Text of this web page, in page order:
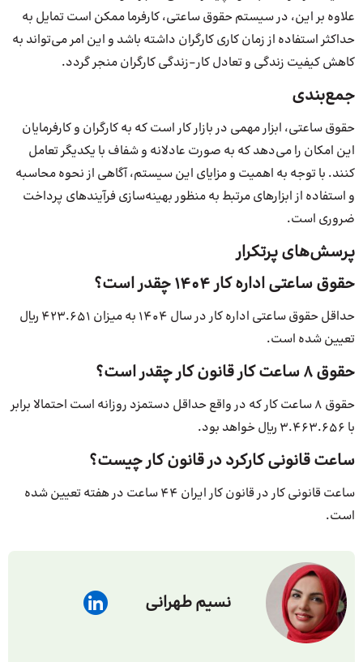
علاوه بر این، در سیستم حقوق ساعتی، کارفرما ممکن است تمایل به
حداکثر استفاده از زمان کاری کارگران داشته باشد و این امر می‌تواند به
کاهش کیفیت زندگی و تعادل کار-زندگی کارگران منجر گردد.
جمع‌بندی
حقوق ساعتی، ابزار مهمی در بازار کار است که به کارگران و کارفرمایان
این امکان را می‌دهد که به صورت عادلانه و شفاف با یکدیگر تعامل
کنند. با توجه به اهمیت و مزایای این سیستم، آگاهی از نحوه محاسبه
و استفاده از ابزارهای مرتبط به منظور بهینه‌سازی فرآیندهای پرداخت
ضروری است.
پرسش‌های پرتکرار
حقوق ساعتی اداره کار ۱۴۰۴ چقدر است؟
حداقل حقوق ساعتی اداره کار در سال ۱۴۰۴ به میزان 423.651 ریال
تعیین شده است.
حقوق 8 ساعت کار قانون کار چقدر است؟
حقوق 8 ساعت کار که در واقع حداقل دستمزد روزانه است احتمالا برابر
با 3.463.656 ریال خواهد بود.
ساعت قانونی کارکرد در قانون کار چیست؟
ساعت قانونی کار در قانون کار ایران ۴۴ ساعت در هفته تعیین شده
است.
نسیم طهرانی